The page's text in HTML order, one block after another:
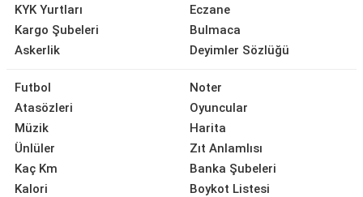
KYK Yurtları
Kargo Şubeleri
Askerlik
Eczane
Bulmaca
Deyimler Sözlüğü
Futbol
Atasözleri
Müzik
Ünlüler
Kaç Km
Kalori
Noter
Oyuncular
Harita
Zıt Anlamlısı
Banka Şubeleri
Boykot Listesi